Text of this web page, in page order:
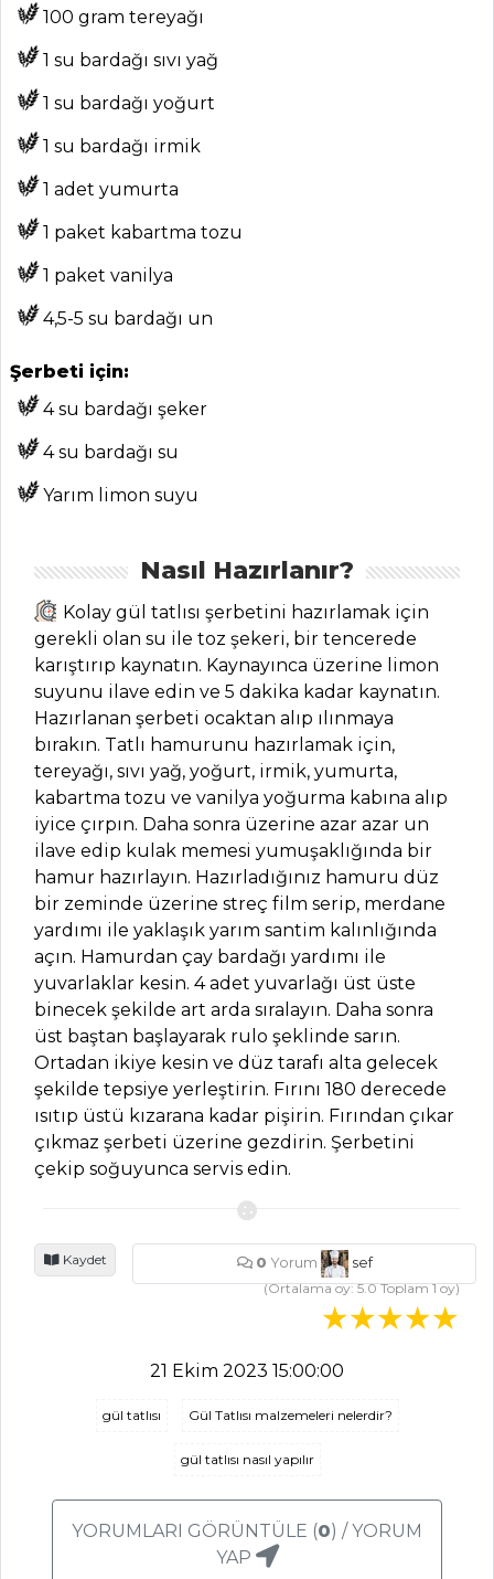
ANASAYFA
BLOG
Medya
Aktüel
Chefs
Haber
ŞEFİN TARİFLERİ
Tüm
Kategoriler
SALATALAR
Soğan Piyazı
Tarifi, Nasıl Yapılır?
Bahar Yeşili
Salata Tarifi, Nasıl
Yapılır?
Portakallı Salata
Tarifi, Nasıl Yapılır?
Salatalar Tüm
Tarifleri
MEZELER VE
SOSLAR
Bat Tarifi, Nasıl
Yapılır?
Rokalı Haydari
Tarifi, Nasıl Yapılır?
Tüm Tarifleri
Yapılır?
100 gram tereyağı
1 su bardağı sıvı yağ
1 su bardağı yoğurt
1 su bardağı irmik
1 adet yumurta
1 paket kabartma tozu
1 paket vanilya
4,5-5 su bardağı un
Şerbeti için:
4 su bardağı şeker
4 su bardağı su
Yarım limon suyu
Nasıl Hazırlanır?
Kolay gül tatlısı şerbetini hazırlamak için
gerekli olan su ile toz şekeri, bir tencerede
karıştırıp kaynatın. Kaynayınca üzerine limon
suyunu ilave edin ve 5 dakika kadar kaynatın.
Hazırlanan şerbeti ocaktan alıp ılınmaya
bırakın. Tatlı hamurunu hazırlamak için,
tereyağı, sıvı yağ, yoğurt, irmik, yumurta,
kabartma tozu ve vanilya yoğurma kabına alıp
iyice çırpın. Daha sonra üzerine azar azar un
ilave edip kulak memesi yumuşaklığında bir
hamur hazırlayın. Hazırladığınız hamuru düz
bir zeminde üzerine streç film serip, merdane
yardımı ile yaklaşık yarım santim kalınlığında
açın. Hamurdan çay bardağı yardımı ile
yuvarlaklar kesin. 4 adet yuvarlağı üst üste
binecek şekilde art arda sıralayın. Daha sonra
üst baştan başlayarak rulo şeklinde sarın.
Ortadan ikiye kesin ve düz tarafı alta gelecek
şekilde tepsiye yerleştirin. Fırını 180 derecede
ısıtıp üstü kızarana kadar pişirin. Fırından çıkar
çıkmaz şerbeti üzerine gezdirin. Şerbetini
çekip soğuyunca servis edin.
Kaydet 0 Yorum
sef
(Ortalama oy:5.0Toplam1oy)
21 Ekim 2023 15:00:00
gül tatlısı Gül Tatlısı malzemeleri nelerdir?
gül tatlısı nasıl yapılır
YORUMLARI GÖRÜNTÜLE (0) / YORUM
YAP